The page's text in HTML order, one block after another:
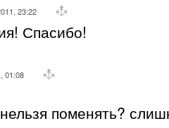
23:22
Спасибо!
01:08
поменять?